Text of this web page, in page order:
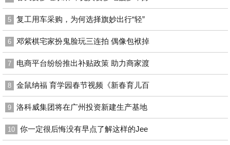
5 复工用车采购，为何选择旗妙出行“轻”
6 邓紫棋宅家扮鬼脸玩三连拍 偶像包袱掉
7 电商平台纷纷推出补贴政策 助力商家渡
8 金鼠纳福 育学园春节视频《新春育儿百
9 洛科威集团将在广州投资新建生产基地
10 你一定很后悔没有早点了解这样的Jee